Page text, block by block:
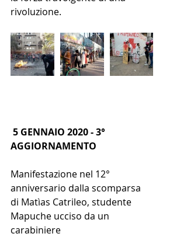
rivoluzione.
AGGIORNAMENTO
Manifestazione nel 12°
anniversario dalla scomparsa
di Matìas Catrileo, studente
Mapuche ucciso da un
carabiniere